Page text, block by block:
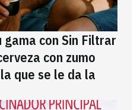
gama con Sin Filtrar
con zumo
que se le da la